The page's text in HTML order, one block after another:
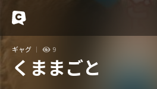
ギャグ 9
くままごと